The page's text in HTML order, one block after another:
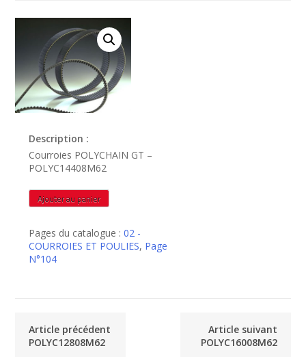
Description :
Courroies POLYCHAIN GT –
POLYC14408M62
quantité
de
Ajouter au panier
Pages du catalogue :02 -
COURROIES ET POULIES, Page
N°104
Article précédent
POLYC12808M62
Article suivant
POLYC16008M62